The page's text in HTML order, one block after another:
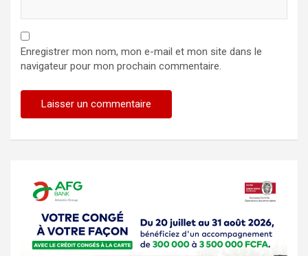
Enregistrer mon nom, mon e-mail et mon site dans le
navigateur pour mon prochain commentaire.